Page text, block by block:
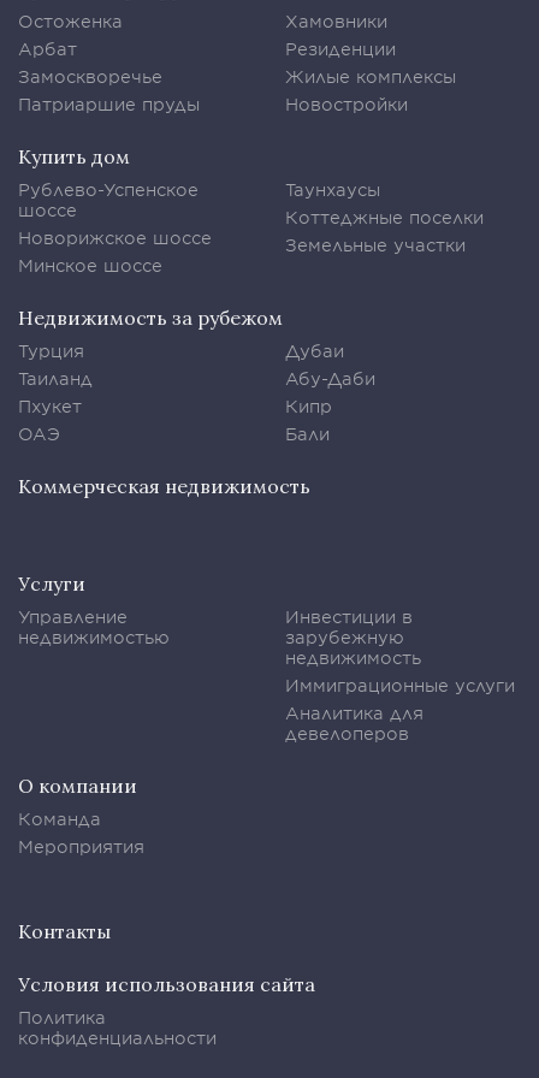
Остоженка
Арбат
Замоскворечье
Патриаршие пруды
Хамовники
Резиденции
Жилые комплексы
Новостройки
Купить дом
Рублево-Успенское
шоссе
Новорижское шоссе
Минское шоссе
Таунхаусы
Коттеджные поселки
Земельные участки
Недвижимость за рубежом
Турция
Таиланд
Пхукет
ОАЭ
Дубаи
Абу-Даби
Кипр
Бали
Коммерческая недвижимость
Услуги
Управление
недвижимостью
Инвестиции в
зарубежную
недвижимость
Иммиграционные услуги
Аналитика для
девелоперов
О компании
Команда
Мероприятия
Контакты
Условия использования сайта
Политика
конфиденциальности